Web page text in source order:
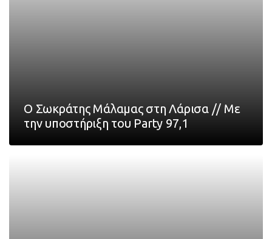
Ο Σωκράτης Μάλαμας στη Λάρισα // Με
την υποστήριξη του Party 97,1